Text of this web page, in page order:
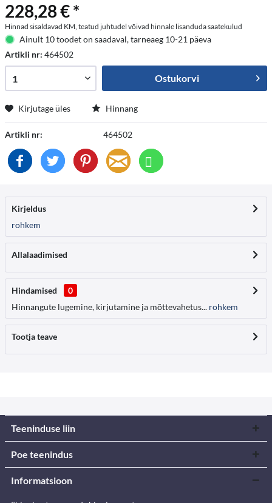
228,28 € *
Hinnad sisaldavad KM, teatud juhtudel võivad hinnale lisanduda saatekulud
Ainult 10 toodet on saadaval, tarneaeg 10-21 päeva
Artikli nr: 464502
Ostukorvi
Kirjutage üles Hinnang
Artikli nr: 464502
Kirjeldus
rohkem
Allalaadimised
Hindamised
0
Hinnangute lugemine, kirjutamine ja mõttevahetus... rohkem
Tootja teave
Teeninduse liin
Poe teenindus
Informatsioon